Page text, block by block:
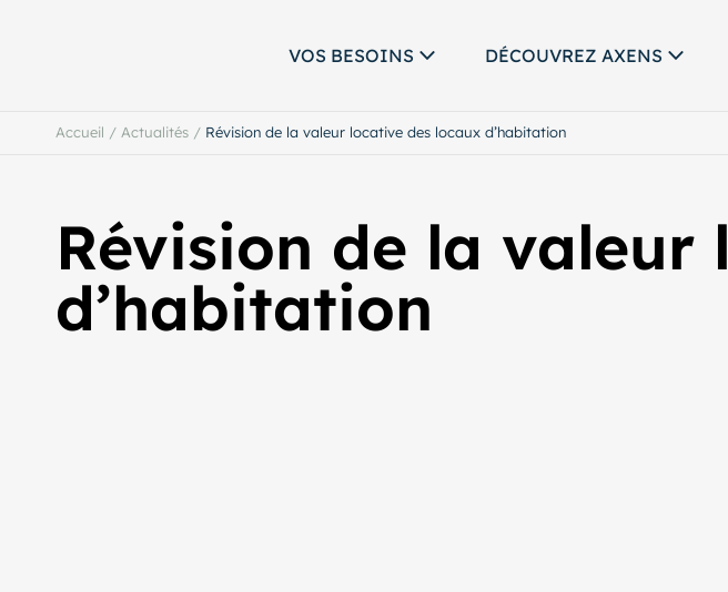
VOS BESOINS DÉCOUVREZ AXENS
Accueil / Actualités / Révision de la valeur locative des locaux d’habitation
Révision de la
d’habitation